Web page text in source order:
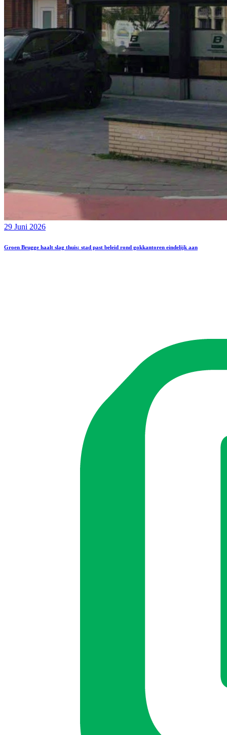
29 Juni 2026
Groen Brugge haalt slag thuis: stad past beleid rond gokkantoren eindelijk aan